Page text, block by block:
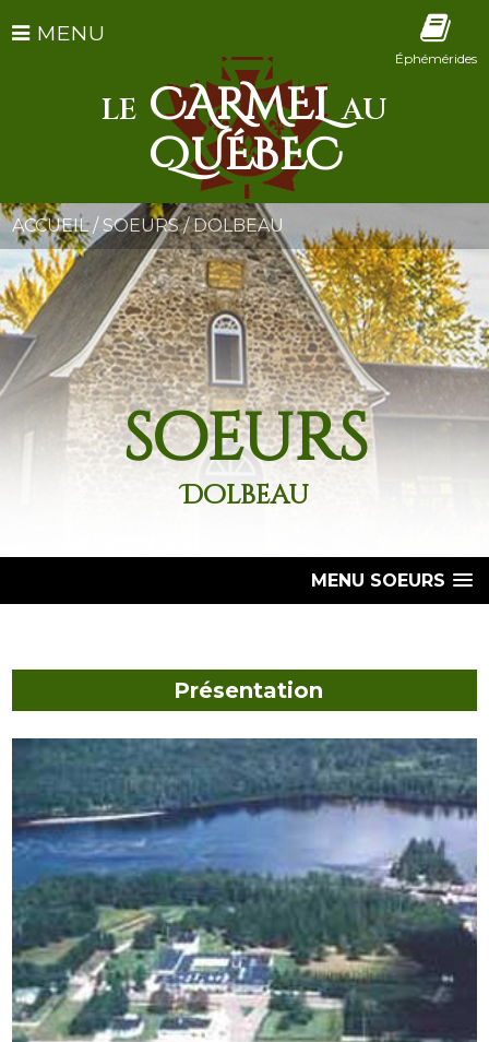
Éphémérides
MENU
LE CARMELAU
QUÉBEC
ACCUEIL /SOEURS /DOLBEAU
soeurs
Dolbeau
MENU SOEURS
Présentation